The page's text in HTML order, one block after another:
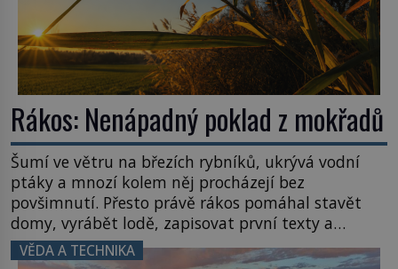
Rákos: Nenápadný poklad z mokřadů
Šumí ve větru na březích rybníků, ukrývá vodní
ptáky a mnozí kolem něj procházejí bez
povšimnutí. Přesto právě rákos pomáhal stavět
domy, vyrábět lodě, zapisovat první texty a
inspiroval řadu pověstí. Tato skromná, ale
užitečná rostlina provází člověka už tisíce let.
VĚDA A TECHNIKA